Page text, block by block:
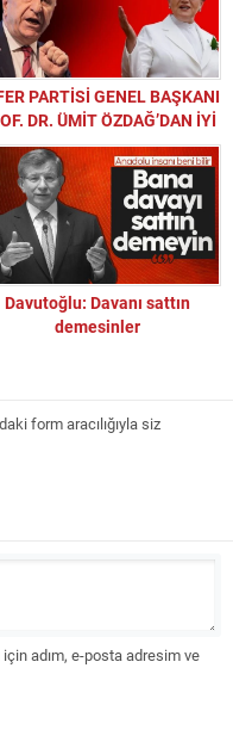
PARTİSİ GENEL BAŞKANI
DR. ÜMİT ÖZDAĞ’DAN İYİ
GENEL BAŞKANI MERAL
AKŞENER’E:
Davutoğlu: Davanı sattın
demesinler
form aracılığıyla siz
adım, e-posta adresim ve